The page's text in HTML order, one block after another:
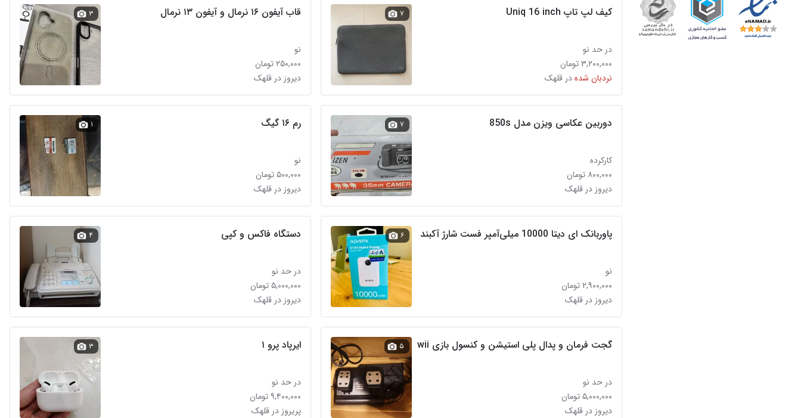
کیف لپ تاپ Uniq 16 inch
در حد نو
۳,۲۰۰,۰۰۰ تومان
نردبان شدهدر قلهک
۷ قاب آیفون ۱۶ نرمال و آیفون ۱۳ نرمال
نو
۲۵۰,۰۰۰ تومان
دیروز در قلهک
۳
دوربین عکاسی ویزن مدل 850s
کارکرده
۸۰۰,۰۰۰ تومان
دیروز در قلهک
۷ رم ۱۶ گیگ
نو
۵۰۰,۰۰۰ تومان
دیروز در قلهک
۱
پاوربانک ای دیتا 10000 میلی‌آمپر فست شارژ آکبند
نو
۲,۹۰۰,۰۰۰ تومان
دیروز در قلهک
۶ دستگاه فاکس و کپی
در حد نو
۵,۰۰۰,۰۰۰ تومان
دیروز در قلهک
۴
گجت فرمان و پدال پلی استیشن و کنسول بازی wii
در حد نو
۵,۰۰۰,۰۰۰ تومان
دیروز در قلهک
۵ ایرپاد پرو ۱
در حد نو
۹,۴۰۰,۰۰۰ تومان
پریروز در قلهک
۳